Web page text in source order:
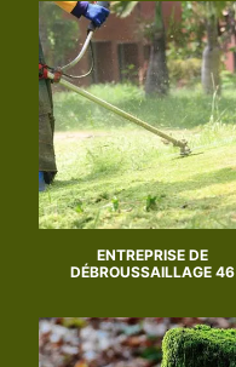
ENTREPRISE DE
DÉBROUSSAILLAGE 46